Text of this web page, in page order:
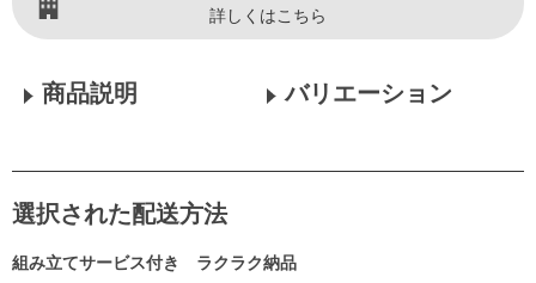
詳しくはこちら
商品説明 バリエーション
選択された配送方法
組み立てサービス付き ラクラク納品